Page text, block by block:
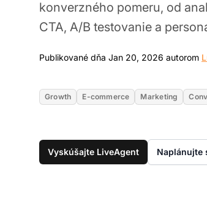
konverzného pomeru, od
CTA, A/B testovanie a
Publikované dňa Jan 20, 2026 autorom
Growth E-commerce Marketing
Vyskúšajte LiveAgent Naplánujte